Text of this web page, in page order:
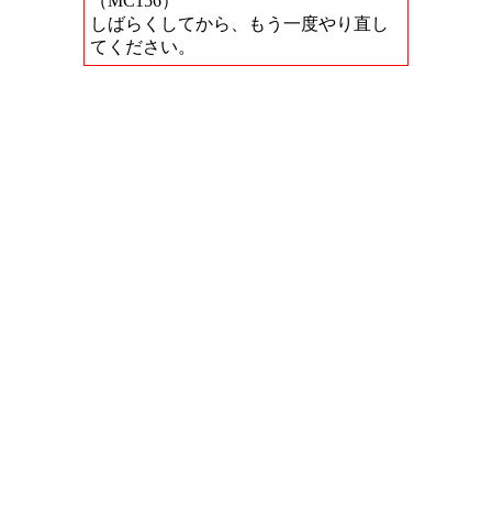
しばらくしてから、もう一度やり直し
てください。